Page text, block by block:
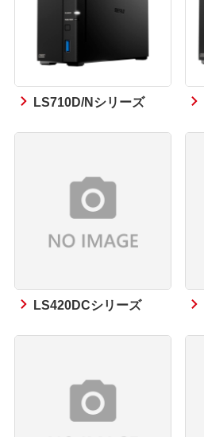
LS710D/Nシリーズ
LS420DCシリーズ